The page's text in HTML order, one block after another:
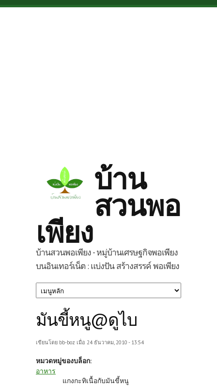
Skip to main content
บ้าน
สวนพอ
เพียง
บ้านสวนพอเพียง - หมู่บ้านเศรษฐกิจพอเพียง
บนอินเทอร์เน็ต : แบ่งปัน สร้างสรรค์ พอเพียง
มันขี้หนู@ดูไบ
เขียนโดย bb-boz เมื่อ 24 ธันวาคม, 2010 - 13:54
หมวดหมู่ของบล็อก:
อาหาร
แกงกะทิเนื้อกับมันขี้หนู